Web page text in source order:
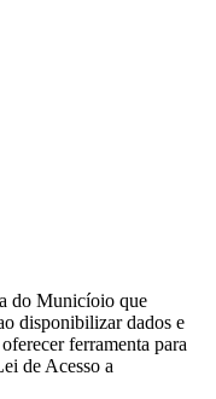
do Municíoio que
disponibilizar dados e
ferramenta para
de Acesso a